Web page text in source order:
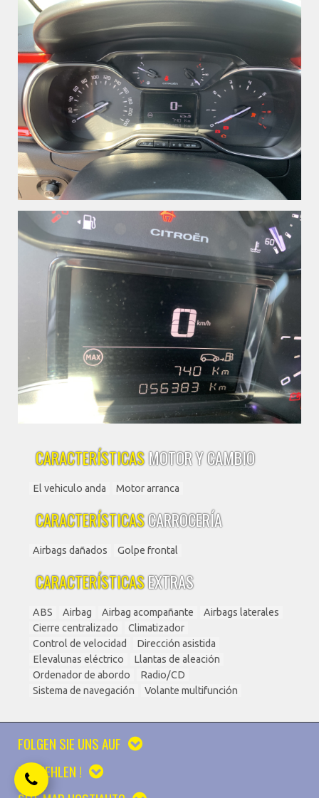
CARACTERÍSTICASMOTOR Y CAMBIO
El vehiculo anda Motor arranca
CARACTERÍSTICASCARROCERÍA
Airbags dañados Golpe frontal
CARACTERÍSTICASEXTRAS
ABS Airbag Airbag acompañante
Airbags laterales
Cierre centralizado
Climatizador
Control de velocidad
Dirección asistida
Elevalunas eléctrico
Llantas de aleación
Ordenador de abordo
Radio/CD
Sistema de navegación
Volante multifunción
FOLGEN SIE UNS AUF
EMPFEHLEN !